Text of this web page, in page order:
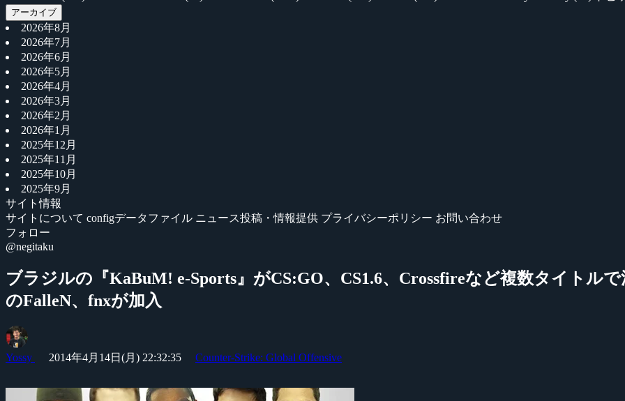
アーカイブ
2026年8月
2026年7月
2026年6月
2026年5月
2026年4月
2026年3月
2026年2月
2026年1月
2025年12月
2025年11月
2025年10月
2025年9月
サイト情報
サイトについて configデータファイル ニュース投稿・情報提供 プライバシーポリシー お問い合わせ
フォロー
@negitaku
ブラジルの『KaBuM! e-Sports』がCS:GO、CS1.6、Crossfireなど複数タイトル
のFalleN、fnxが加入
Yossy 2014年4月14日(月) 22:32:35 Counter-Strike: Global Offensive